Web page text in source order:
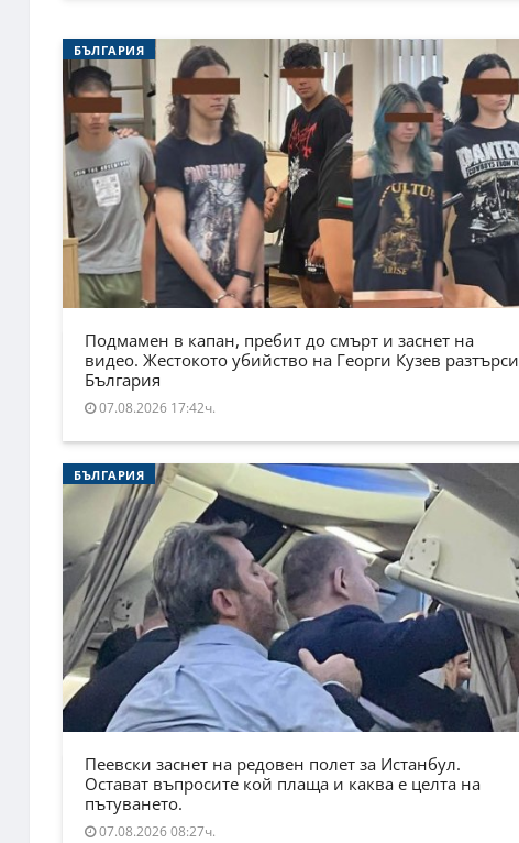
БЪЛГАРИЯ
Подмамен в капан, пребит до смърт и заснет на
видео. Жестокото убийство на Георги Кузев разтърси
България
07.08.2026 17:42ч.
БЪЛГАРИЯ
Пеевски заснет на редовен полет за Истанбул.
Остават въпросите кой плаща и каква е целта на
пътуването.
07.08.2026 08:27ч.